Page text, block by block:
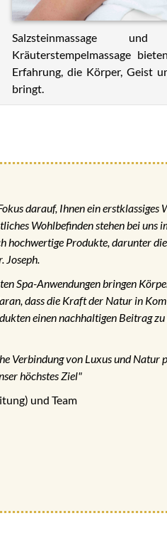
Salzsteinmassage
Kräuterstempelmassage
Erfahrung, die Körper, Geist
bringt.
darauf, Ihnen ein erstklassiges
Wohlbefinden stehen bei uns
hochwertige Produkte, darunter
Joseph.
Spa-Anwendungen bringen
dass die Kraft der Natur in
einen nachhaltigen Beitrag
Verbindung von Luxus und Natur
höchstes Ziel"
und Team